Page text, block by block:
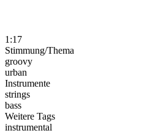
1:17
Stimmung/Thema
groovy
urban
Instrumente
strings
bass
Weitere Tags
instrumental